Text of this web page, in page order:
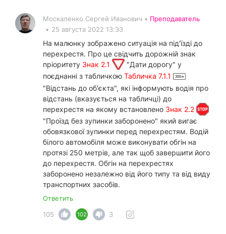
Москаленко Сергей Иванович • Преподаватель
• 25 августа 2022 13:33
На малюнку зображено ситуація на під’їзді до
перехрестя. Про це свідчить дорожній знак
пріоритету Знак 2.1
"Дати дорогу" у
поєднанні з табличкою Табличка 7.1.1
"Відстань до об'єкта", які інформують водія про
відстань (вказується на табличці) до
перехрестя на якому встановлено Знак 2.2
"Проїзд без зупинки заборонено" який вигає
обовязкової зупинки перед перехрестям. Водій
білого автомобіля може виконувати обгін на
протязі 250 метрів, але так щоб завершити його
до перехрестя. Обгін на перехрестях
заборонено незалежно від його типу та від виду
транспортних засобів.
Ответить
105
102 3